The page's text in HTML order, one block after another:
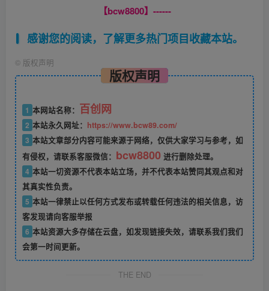
【bcw8800】------
感谢您的阅读，了解更多热门项目收藏本站。
© 版权声明
版权声明
1 本网站名称： 百创网
2 本站永久网址： https://www.bcw89.com/
3 本站文章部分内容可能来源于网络，仅供大家学习与参考，如
有侵权，请联系客服微信： bcw8800 进行删除处理。
4 本站一切资源不代表本站立场，并不代表本站赞同其观点和对
其真实性负责。
5 本站一律禁止以任何方式发布或转载任何违法的相关信息，访
客发现请向客服举报
6 本站资源大多存储在云盘，如发现链接失效，请联系我们我们
会第一时间更新。
THE END